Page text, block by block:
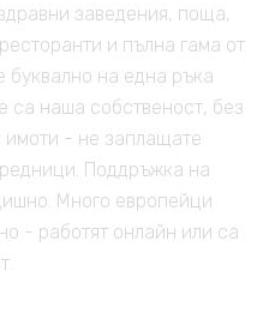
заведения, поща,
и пълна гама от
буквално на една ръка
са наша собственост, без
- не заплащате
Поддръжка на
Много европейци
- работят онлайн или са